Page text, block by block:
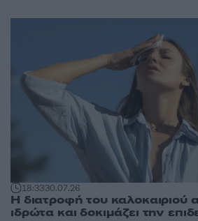
18:3330.07.26
Η διατροφή του καλοκαιριού
ιδρώτα και δοκιμάζει την